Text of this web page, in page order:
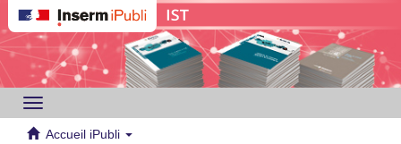
Toggle
navigation
Accueil iPubli